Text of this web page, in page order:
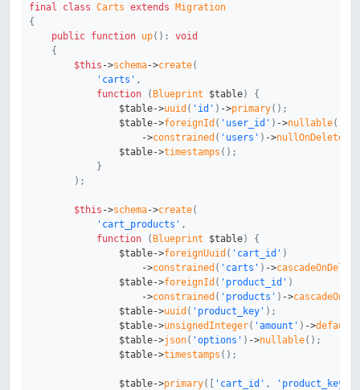
final class Carts extends Migration
{
public function up( ) :
void
{
$this ->schema->create(
'carts' ,
function
( Blueprint $table)
{
$table->uuid ( 'id' ) ->primary( ) ;
$table->foreignId ( 'user_id' ) ->nullable(
->constrained ( 'users' ) ->nullOnDelete
$table->timestamps ( ) ;
}
) ;
$this ->schema->create(
'cart_products' ,
function
( Blueprint $table)
{
$table->foreignUuid ( 'cart_id' )
->constrained ( 'carts' ) ->cascadeOnDelete
$table->foreignId ( 'product_id' )
->constrained ( 'products' ) ->
$table->uuid ( 'product_key' ) ;
$table->unsignedInteger( 'amount' ) ->default
$table->json( 'options' ) ->nullable( ) ;
$table->timestamps ( ) ;
$table->primary( [ 'cart_id' , 'product_key'